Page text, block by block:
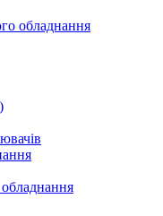
обладнання
обладнання